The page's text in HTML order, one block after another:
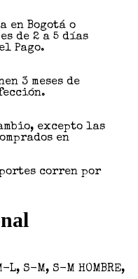
en Bogotá o
de 2 a 5 días
Pago.
3 meses de
excepto las
en
corren por
L, S-M, S-M HOMBRE,